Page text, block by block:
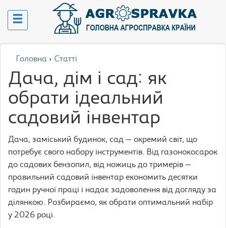
Головна › Статті
Дача, дім і сад: як
обрати ідеальний
садовий інвентар
Дача, заміський будинок, сад — окремий світ, що
потребує свого набору інструментів. Від газонокосарок
до садових бензопил, від ножиць до тримерів —
правильний садовий інвентар економить десятки
годин ручної праці і надає задоволення від догляду за
ділянкою. Розбираємо, як обрати оптимальний набір
у 2026 році.